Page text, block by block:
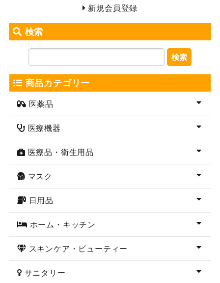
新規会員登録
検索
検索
商品カテゴリー
医薬品
医療機器
医療品・衛生用品
マスク
日用品
ホーム・キッチン
スキンケア・ビューティー
サニタリー